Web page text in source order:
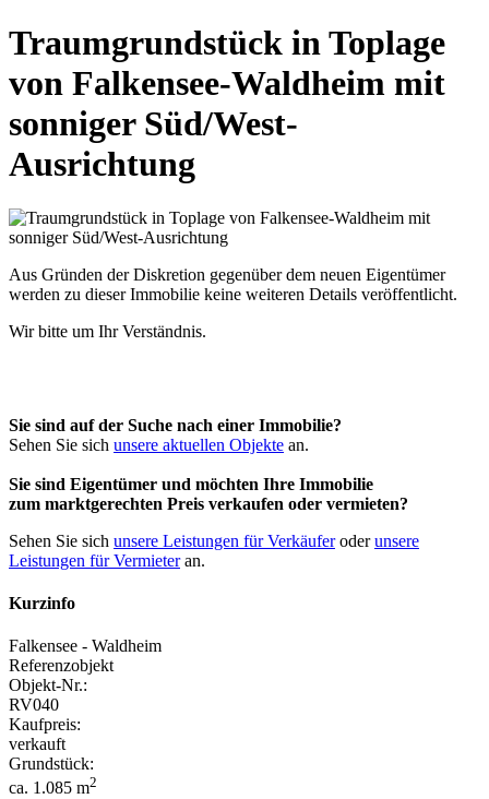
Traumgrundstück in Toplage
von Falkensee-Waldheim mit
sonniger Süd/West-
Ausrichtung
Aus Gründen der Diskretion gegenüber dem neuen Eigentümer
werden zu dieser Immobilie keine weiteren Details veröffentlicht.
Wir bitte um Ihr Verständnis.
Sie sind auf der Suche nach einer Immobilie?
Sehen Sie sich unsere aktuellen Objekte an.
Sie sind Eigentümer und möchten Ihre Immobilie
zum marktgerechten Preis verkaufen oder vermieten?
Sehen Sie sich unsere Leistungen für Verkäuferoderunsere
Leistungen für Vermieteran.
Kurzinfo
Falkensee - Waldheim
Referenzobjekt
Objekt-Nr.:
RV040
Kaufpreis:
verkauft
Grundstück:
ca. 1.085 m2